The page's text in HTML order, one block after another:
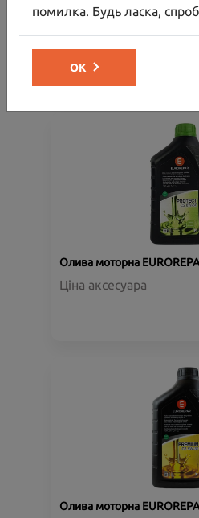
Ціна аксесуара
Ціна з встановленням
Олива моторна
Ціна аксесуара
Олива моторна
помилка. Будь ласка,
ОК